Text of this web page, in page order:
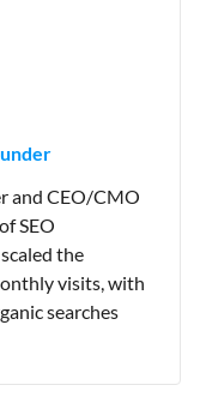
and CEO/CMO
SEO
the
visits, with
searches